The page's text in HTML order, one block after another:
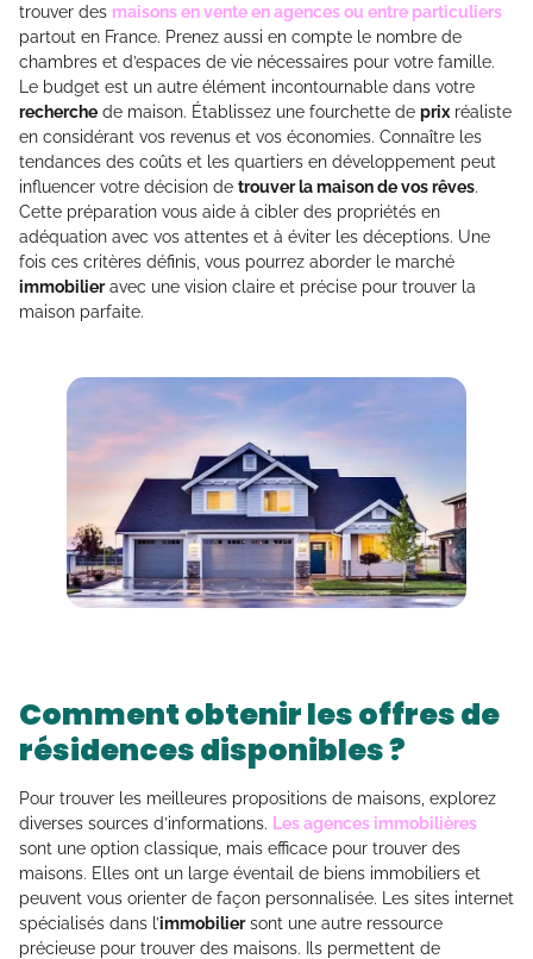
trouver des maisons en vente en agences ou entre particuliers
partout en France. Prenez aussi en compte le nombre de
chambres et d’espaces de vie nécessaires pour votre famille.
Le budget est un autre élément incontournable dans votre
recherche de maison. Établissez une fourchette de prix réaliste
en considérant vos revenus et vos économies. Connaître les
tendances des coûts et les quartiers en développement peut
influencer votre décision de trouver la maison de vos rêves.
Cette préparation vous aide à cibler des propriétés en
adéquation avec vos attentes et à éviter les déceptions. Une
fois ces critères définis, vous pourrez aborder le marché
immobilieravec une vision claire et précise pour trouver la
maison parfaite.
Comment obtenir les offres de
résidences disponibles ?
Pour trouver les meilleures propositions de maisons, explorez
diverses sources d’informations. Les agences immobilières
sont une option classique, mais efficace pour trouver des
maisons. Elles ont un large éventail de biens immobiliers et
peuvent vous orienter de façon personnalisée. Les sites internet
spécialisés dans l’immobiliersont une autre ressource
précieuse pour trouver des maisons. Ils permettent de